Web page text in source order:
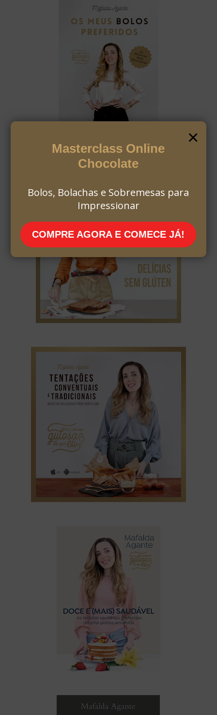
×
Masterclass Online
Chocolate
Bolos, Bolachas e Sobremesas para
Impressionar
COMPRE AGORA E COMECE JÁ!